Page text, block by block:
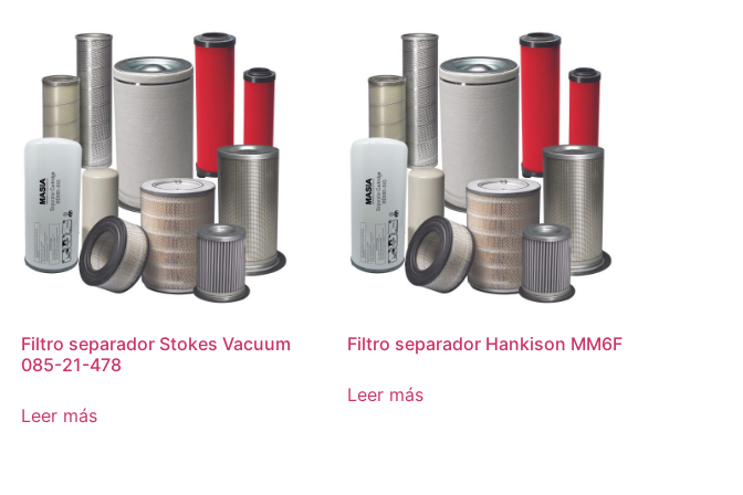
Filtro separador Stokes Vacuum
085-21-478
Leer más
Filtro separador Hankison MM6F
Leer más